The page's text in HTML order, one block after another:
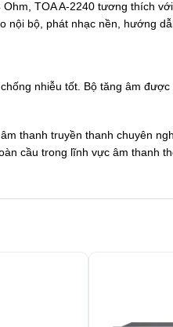
TOA A-2240 tương thích
nội bộ, phát nhạc nền, hướng
nhiễu tốt. Bộ tăng âm
thanh truyền thanh chuyên
cầu trong lĩnh vực âm thanh